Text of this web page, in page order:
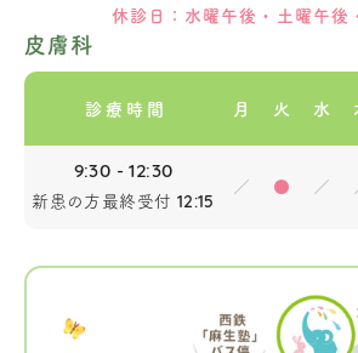
休診日：水曜午後・土曜午後
皮膚科
診療時間 月 火 水
9:30 - 12:30
新患の方最終受付 12:15
／ ● ／